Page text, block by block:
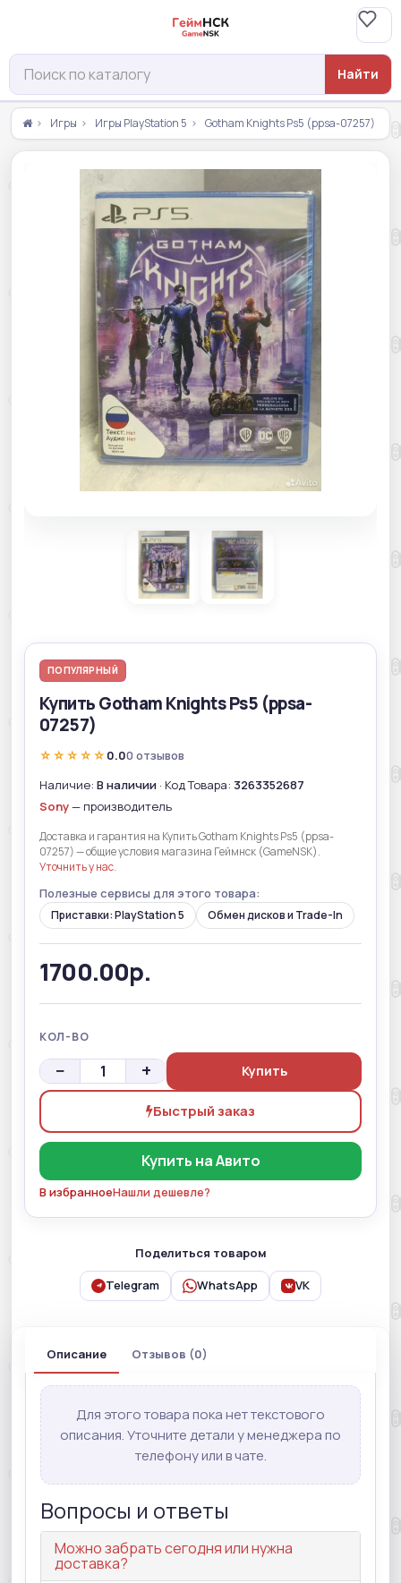
Найти
Игры Игры PlayStation 5 Gotham Knights Ps5 (ppsa-07257)
ПОПУЛЯРНЫЙ
Купить Gotham Knights Ps5 (ppsa-
07257)
☆☆☆☆☆ 0.00 отзывов
Наличие: В наличии · Код Товара: 3263352687
Sony— производитель
Доставка и гарантия на Купить Gotham Knights Ps5 (ppsa-
07257) — общие условия магазина Геймнск (GameNSK).
Уточнить у нас.
Полезные сервисы для этого товара:
Приставки: PlayStation 5 Обмен дисков и Trade-In
1700.00р.
КОЛ-ВО
− + Купить
Быстрый заказ
Купить на Авито
В избранноеНашли дешевле?
Поделиться товаром
Telegram WhatsApp VK
Описание Отзывов (0)
Для этого товара пока нет текстового
описания. Уточните детали у менеджера по
телефону или в чате.
Вопросы и ответы
Можно забрать сегодня или нужна
доставка?